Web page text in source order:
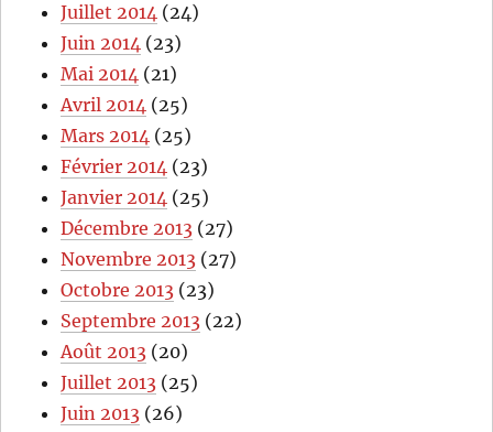
Juillet 2014 (24)
Juin 2014 (23)
Mai 2014 (21)
Avril 2014 (25)
Mars 2014 (25)
Février 2014 (23)
Janvier 2014 (25)
Décembre 2013 (27)
Novembre 2013 (27)
Octobre 2013 (23)
Septembre 2013 (22)
Août 2013 (20)
Juillet 2013 (25)
Juin 2013 (26)